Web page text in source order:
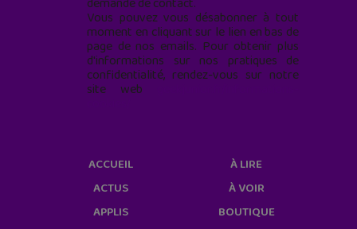
Vous pouvez vous désabonner à tout
moment en cliquant sur le lien en bas de
page de nos emails. Pour obtenir plus
d'informations sur nos pratiques de
confidentialité, rendez-vous sur notre
site web
ACCUEIL
ACTUS
APPLIS
À LIRE
À VOIR
BOUTIQUE